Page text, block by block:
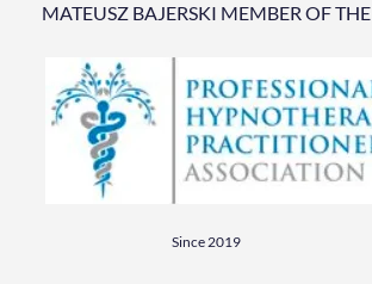
MATEUSZ BAJERSKI MEMBER OF THE
Since 2019